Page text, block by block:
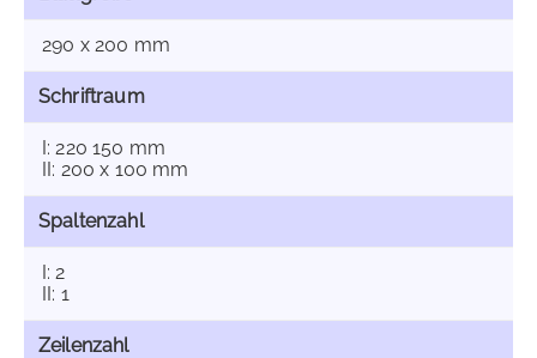
290 x 200 mm
Schriftraum
I: 220 150 mm
II: 200 x 100 mm
Spaltenzahl
I: 2
II: 1
Zeilenzahl